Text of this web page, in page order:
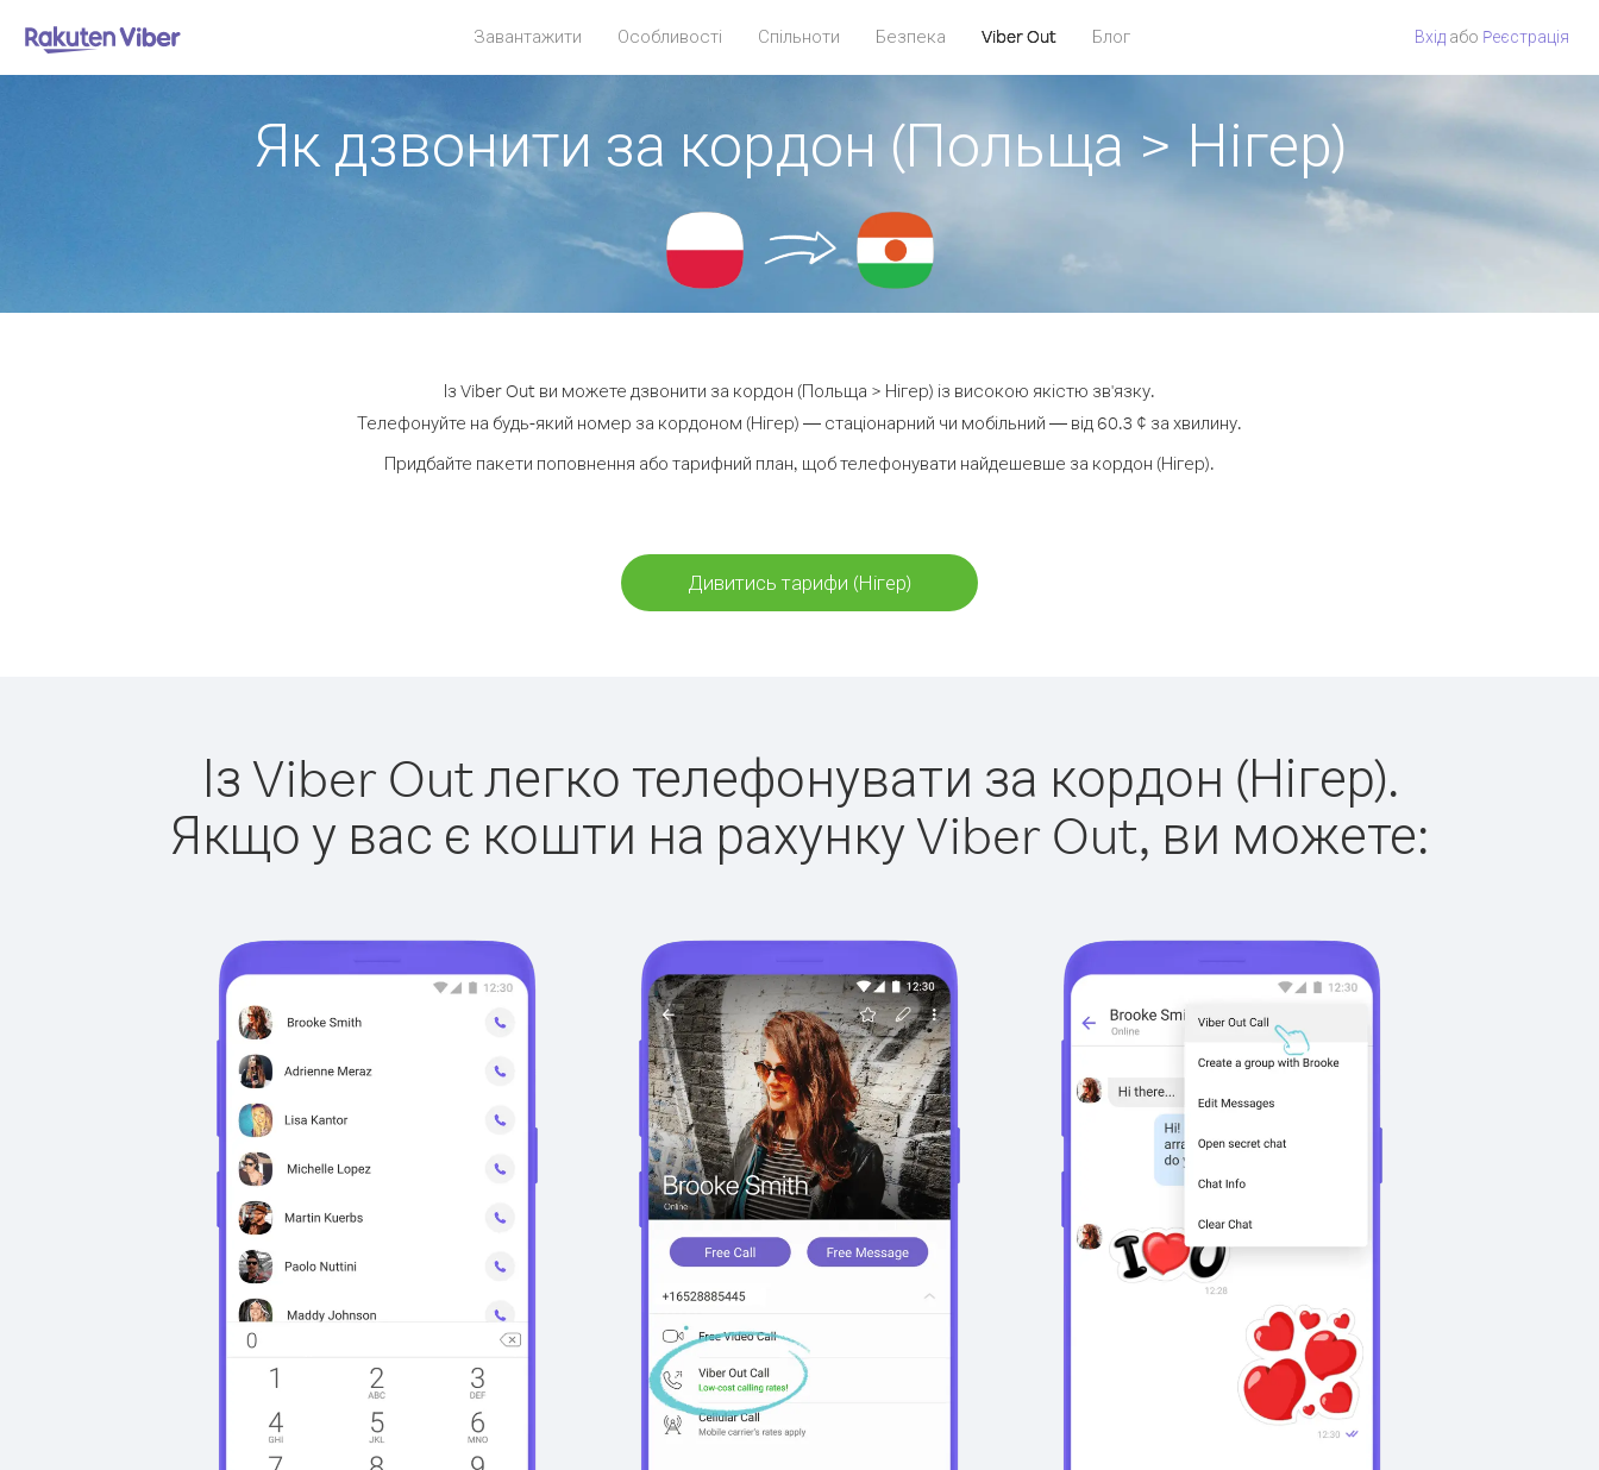
Завантажити Особливості Спільноти Безпека Viber Out Блог Вхід або Pеєстрація
Як дзвонити за кордон (Польща > Нігер)
Із Viber Out ви можете дзвонити за кордон (Польща > Нігер) із високою якістю зв'язку.
Телефонуйте на будь-який номер за кордоном (Нігер) — стаціонарний чи мобільний — від 60.3 ¢ за хвилину.
Придбайте пакети поповнення або тарифний план, щоб телефонувати найдешевше за кордон (Нігер).
Дивитись тарифи (Нігер)
Із Viber Out легко телефонувати за кордон (Нігер).
Якщо у вас є кошти на рахунку Viber Out, ви можете: